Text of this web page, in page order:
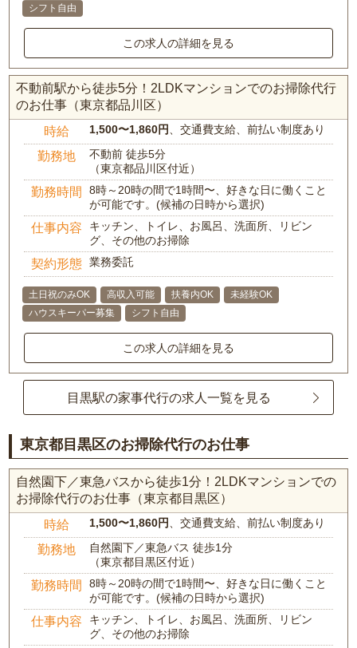
シフト自由
この求人の詳細を見る
不動前駅から徒歩5分！2LDKマンションでのお掃除代行
のお仕事（東京都品川区）
時給 1,500〜1,860円、交通費支給、前払い制度あり
勤務地
不動前 徒歩5分
（東京都品川区付近）
勤務時間
8時～20時の間で1時間〜、好きな日に働くこと
が可能です。(候補の日時から選択)
仕事内容
キッチン、トイレ、お風呂、洗面所、リビン
グ、その他のお掃除
契約形態 業務委託
土日祝のみOK 高収入可能 扶養内OK
未経験OK
ハウスキーパー募集
シフト自由
この求人の詳細を見る
目黒駅の家事代行の求人一覧を見る
東京都目黒区のお掃除代行のお仕事
自然園下／東急バスから徒歩1分！2LDKマンションでの
お掃除代行のお仕事（東京都目黒区）
時給 1,500〜1,860円 、交通費支給、前払い制度あり
勤務地
自然園下／東急バス 徒歩1分
（東京都目黒区付近）
勤務時間
8時～20時の間で1時間〜、好きな日に働くこと
が可能です。(候補の日時から選択)
仕事内容
キッチン、トイレ、お風呂、洗面所、リビン
グ、その他のお掃除